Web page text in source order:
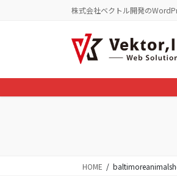
に
移
ョ
ン
株式会社ベクトル開発の
HOME